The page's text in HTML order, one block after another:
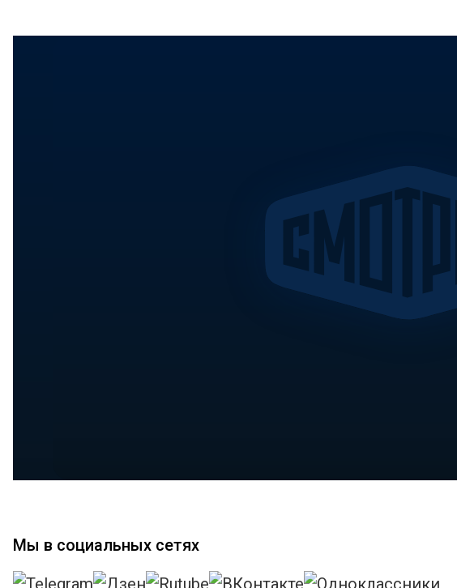
Мы в социальных сетях